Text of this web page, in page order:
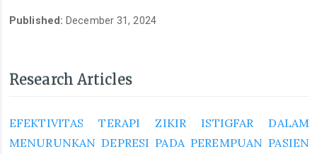
Published: December 31, 2024
Research Articles
EFEKTIVITAS TERAPI ZIKIR ISTIGFAR DALAM
MENURUNKAN DEPRESI PADA PEREMPUAN PASIEN